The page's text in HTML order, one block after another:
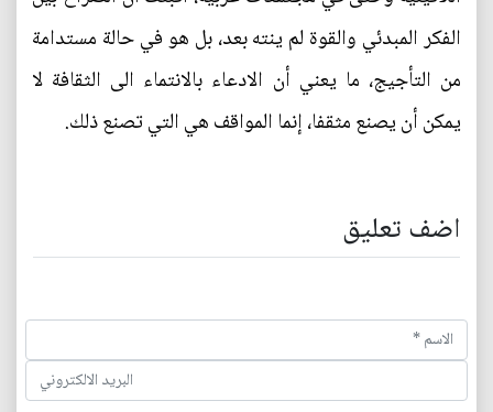
الفكر المبدئي والقوة لم ينته بعد، بل هو في حالة مستدامة
من التأجيج، ما يعني أن الادعاء بالانتماء الى الثقافة لا
يمكن أن يصنع مثقفا، إنما المواقف هي التي تصنع ذلك.
اضف تعليق